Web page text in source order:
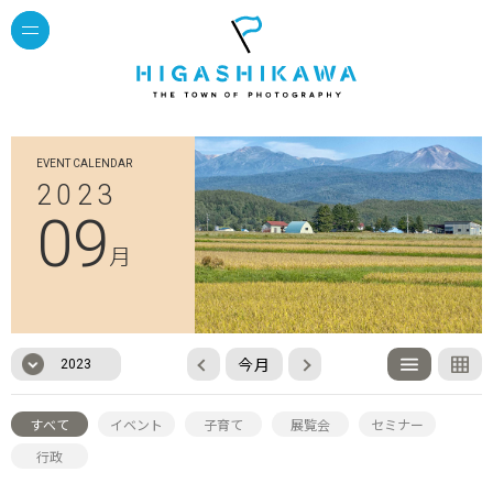
EVENT CALENDAR
2023
09月
2023 今月
すべて イベント 子育て 展覧会
セミナー
行政